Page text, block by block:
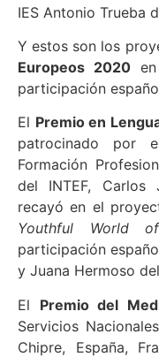
IES Antonio Trueba
Y estos son los
Europeos 2020en
participación
El Premio en
patrocinado por
Formación
del INTEF, Carlos
recayó en el
Youthful World
participación
y Juana Hermoso
El Premio del
Servicios
Chipre, España,